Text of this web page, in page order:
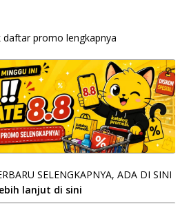
daftar promo lengkapnya
SELENGKAPNYA, ADA DI SINI
lanjut di sini